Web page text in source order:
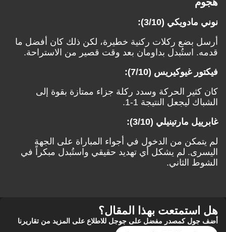
نوني مادويكي (3/10):
أرسل بضع ركلات ركنية خطيرة، لكن ذلك كان أفضل ما
قدمه. استُبدل بداومان بعد وقت قصير من الاستراحة.
فيكتور غيوكيريس (7/10):
كان كثير الحركة وسدد ركلة جزاء ممتازة بقوة إلى
الشباك ليجعل النتيجة 1-1.
غابرييل مارتينيلي (3/10):
لم يتمكن من الدخول في أجواء المباراة على الجهة
اليسرى. لم يشكل أي تهديد حقيقي واستُبدل مبكراً في
الشوط الثاني.
هل استمتعت بهذا المقال؟
أضف جول كمصدر مفضل على جوجل للاطلاع على المزيد من تقاريرنا